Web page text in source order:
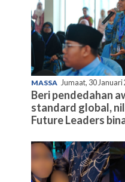
MASSA Jumaat, 30 Januari
Beri pendedahan
standard global,
Future Leaders